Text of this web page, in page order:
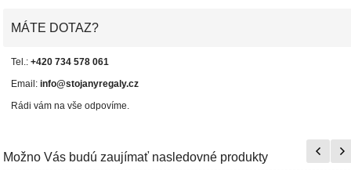
MÁTE DOTAZ?
Tel.:+420 734 578 061
Email:info@stojanyregaly.cz
Rádi vám na vše odpovíme.
Možno Vás budú zaujímať nasledovné produkty